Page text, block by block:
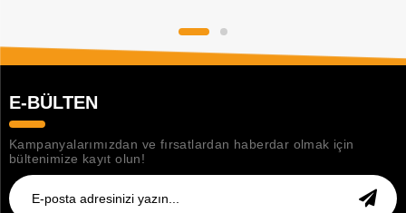
E-BÜLTEN
Kampanyalarımızdan ve fırsatlardan haberdar olmak için
bültenimize kayıt olun!